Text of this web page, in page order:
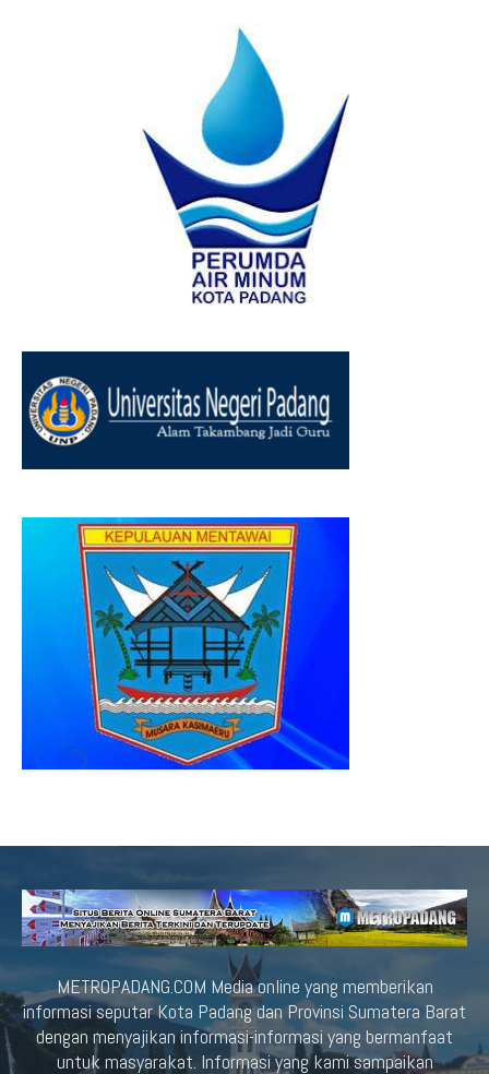
METROPADANG.COM Media online yang memberikan
informasi seputar Kota Padang dan Provinsi Sumatera Barat
dengan menyajikan informasi-informasi yang bermanfaat
untuk masyarakat. Informasi yang kami sampaikan